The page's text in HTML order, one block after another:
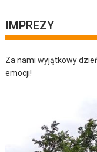
IMPREZY
Za nami wyjątkowy
emocji!